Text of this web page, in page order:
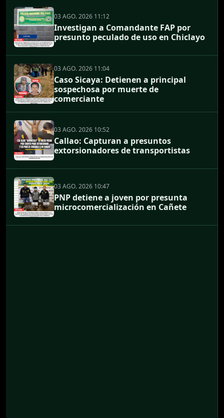
03 AGO. 2026 11:12
Investigan a Comandante FAP por
presunto peculado de uso en Chiclayo
03 AGO. 2026 11:04
Caso Sicaya: Detienen a principal
sospechosa por muerte de
comerciante
03 AGO. 2026 10:52
Callao: Capturan a presuntos
extorsionadores de transportistas
03 AGO. 2026 10:47
PNP detiene a joven por presunta
microcomercialización en Cañete